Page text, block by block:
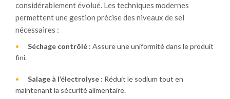
considérablement évolué. Les techniques modernes
permettent une gestion précise des niveaux de sel
nécessaires :
Séchage contrôlé : Assure une uniformité dans le produit
fini.
Salage à l’électrolyse : Réduit le sodium tout en
maintenant la sécurité alimentaire.